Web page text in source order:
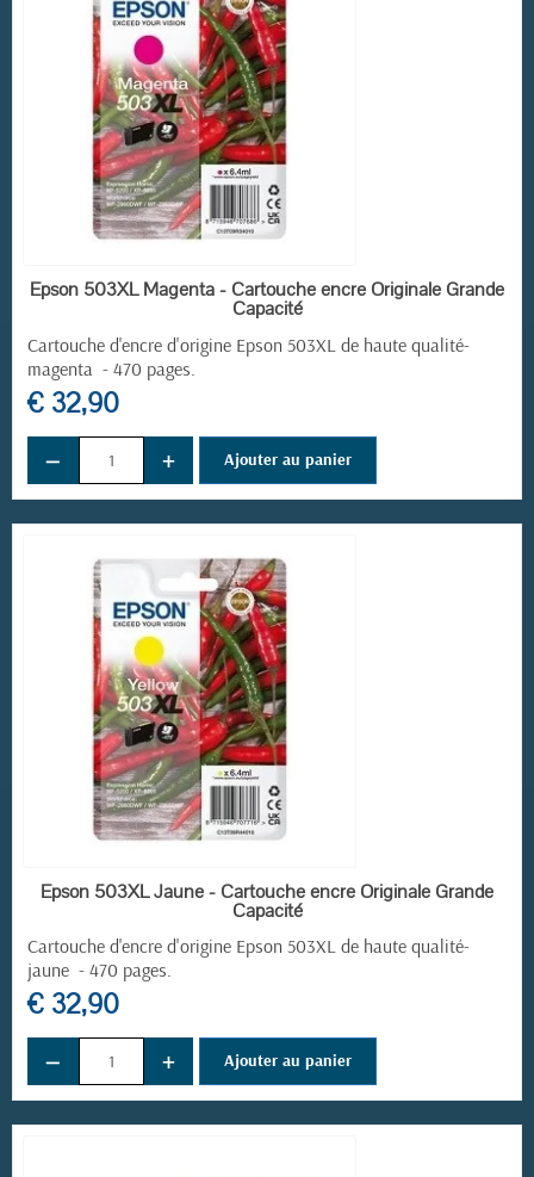
EN STOCK
Epson 503XL Magenta - Cartouche encre Originale Grande
Capacité
Cartouche d'encre d'origine Epson 503XL de haute qualité-
magenta - 470 pages.
€ 32,90
− + Ajouter au panier
EN STOCK
Epson 503XL Jaune - Cartouche encre Originale Grande
Capacité
Cartouche d'encre d'origine Epson 503XL de haute qualité-
jaune - 470 pages.
€ 32,90
− + Ajouter au panier